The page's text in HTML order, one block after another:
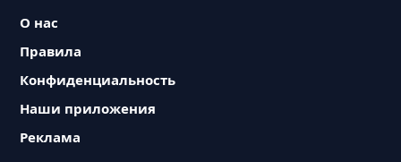
О нас
Правила
Конфиденциальность
Наши приложения
Реклама